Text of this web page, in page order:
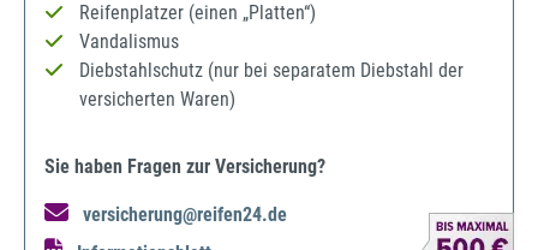
Reifenplatzer (einen „Platten“)
Vandalismus
Diebstahlschutz (nur bei separatem Diebstahl der
versicherten Waren)
Sie haben Fragen zur Versicherung?
versicherung@reifen24.de